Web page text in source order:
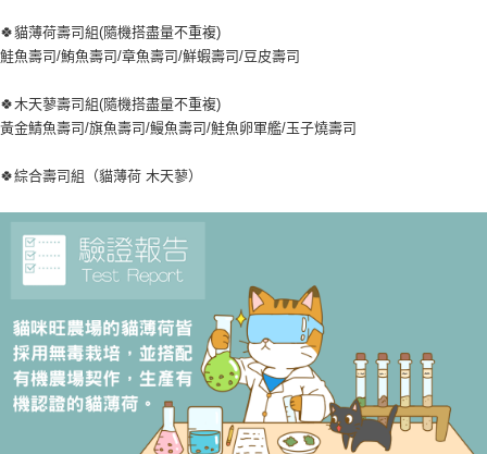
🍀貓薄荷壽司組(隨機搭盡量不重複)
鮭魚壽司/鮪魚壽司/章魚壽司/鮮蝦壽司/豆皮壽司
🍀木天蓼壽司組(隨機搭盡量不重複)
黃金鯖魚壽司/旗魚壽司/鰻魚壽司/鮭魚卵軍艦/玉子燒壽司
🍀綜合壽司組（貓薄荷 木天蓼）